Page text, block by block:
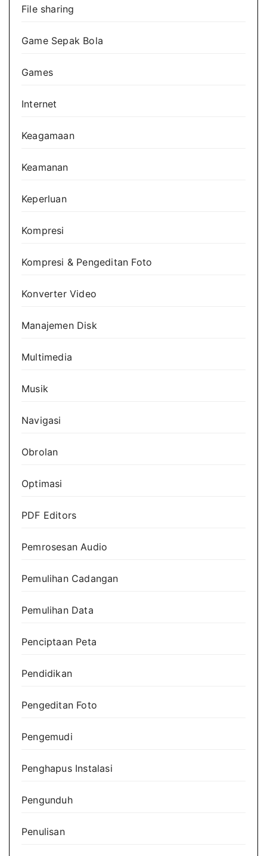
File sharing
Game Sepak Bola
Games
Internet
Keagamaan
Keamanan
Keperluan
Kompresi
Kompresi & Pengeditan Foto
Konverter Video
Manajemen Disk
Multimedia
Musik
Navigasi
Obrolan
Optimasi
PDF Editors
Pemrosesan Audio
Pemulihan Cadangan
Pemulihan Data
Penciptaan Peta
Pendidikan
Pengeditan Foto
Pengemudi
Penghapus Instalasi
Pengunduh
Penulisan